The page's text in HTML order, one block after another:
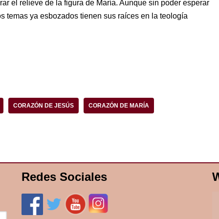
el relieve de la figura de María. Aunque sin poder esperar
temas ya esbozados tienen sus raíces en la teología
CORAZÓN DE JESÚS CORAZÓN DE MARÍA
Redes Sociales